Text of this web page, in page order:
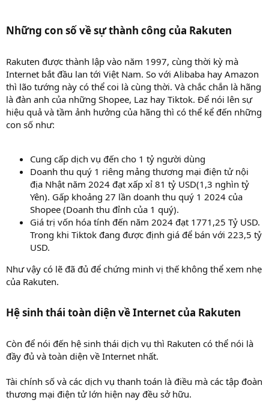
Những con số về sự thành công của Rakuten​
Rakuten được thành lập vào năm 1997, cùng thời kỳ mà
Internet bắt đầu lan tới Việt Nam. So với Alibaba hay Amazon
thì lão tướng này có thể coi là cùng thời. Và chắc chắn là hãng
là đàn anh của những Shopee, Laz hay Tiktok. Để nói lên sự
hiệu quả và tầm ảnh hưởng của hãng thì có thể kể đến những
con số như:
Cung cấp dịch vụ đến cho 1 tỷ người dùng
Doanh thu quý 1 riêng mảng thương mại điện tử nội
địa Nhật năm 2024 đạt xấp xỉ 81 tỷ USD(1,3 nghìn tỷ
Yên). Gấp khoảng 27 lần doanh thu quý 1 2024 của
Shopee (Doanh thu đỉnh của 1 quý).
Giá trị vốn hóa tính đến năm 2024 đạt 1771,25 Tỷ USD.
Trong khi Tiktok đang được định giá để bán với 223,5 tỷ
USD.
Như vậy có lẽ đã đủ để chứng minh vị thế không thể xem nhẹ
của Rakuten.
Hệ sinh thái toàn diện về Internet của Rakuten​
Còn để nói đến hệ sinh thái dịch vụ thì Rakuten có thể nói là
đầy đủ và toàn diện về Internet nhất.
Tài chính số và các dịch vụ thanh toán là điều mà các tập đoàn
thương mại điện tử lớn hiện nay đều sở hữu.